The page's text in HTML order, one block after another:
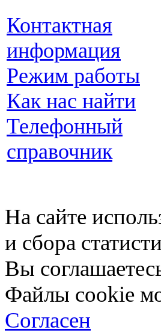
Контактная
информация
Режим работы
Как нас найти
Телефонный
справочник
На сайте
и сбора
Вы
Файлы cookie
Согласен